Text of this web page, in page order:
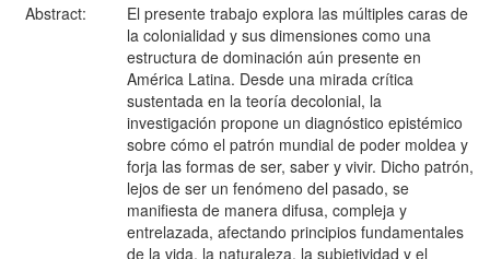
Abstract:
El presente trabajo explora las múltiples caras de
la colonialidad y sus dimensiones como una
estructura de dominación aún presente en
América Latina. Desde una mirada crítica
sustentada en la teoría decolonial, la
investigación propone un diagnóstico epistémico
sobre cómo el patrón mundial de poder moldea y
forja las formas de ser, saber y vivir. Dicho patrón,
lejos de ser un fenómeno del pasado, se
manifiesta de manera difusa, compleja y
entrelazada, afectando principios fundamentales
de la vida, la naturaleza, la subjetividad y el